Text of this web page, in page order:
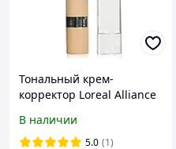
Тональный крем-
корректор Loreal Alliance
В наличии
5.0 (1)